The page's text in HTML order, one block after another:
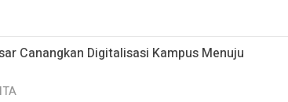
Canangkan Digitalisasi Kampus Menuju